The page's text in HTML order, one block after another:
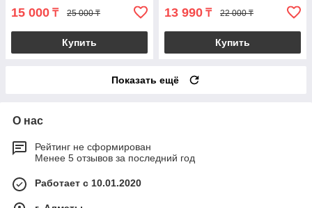
15 000 ₸ 25 000 ₸
Купить
13 990 ₸ 22 000 ₸
Купить
Показать ещё
О нас
Рейтинг не сформирован
Менее 5 отзывов за последний год
Работает с 10.01.2020